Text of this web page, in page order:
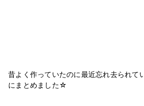
昔よく作っていたのに最近忘れ去られて
にまとめました☆